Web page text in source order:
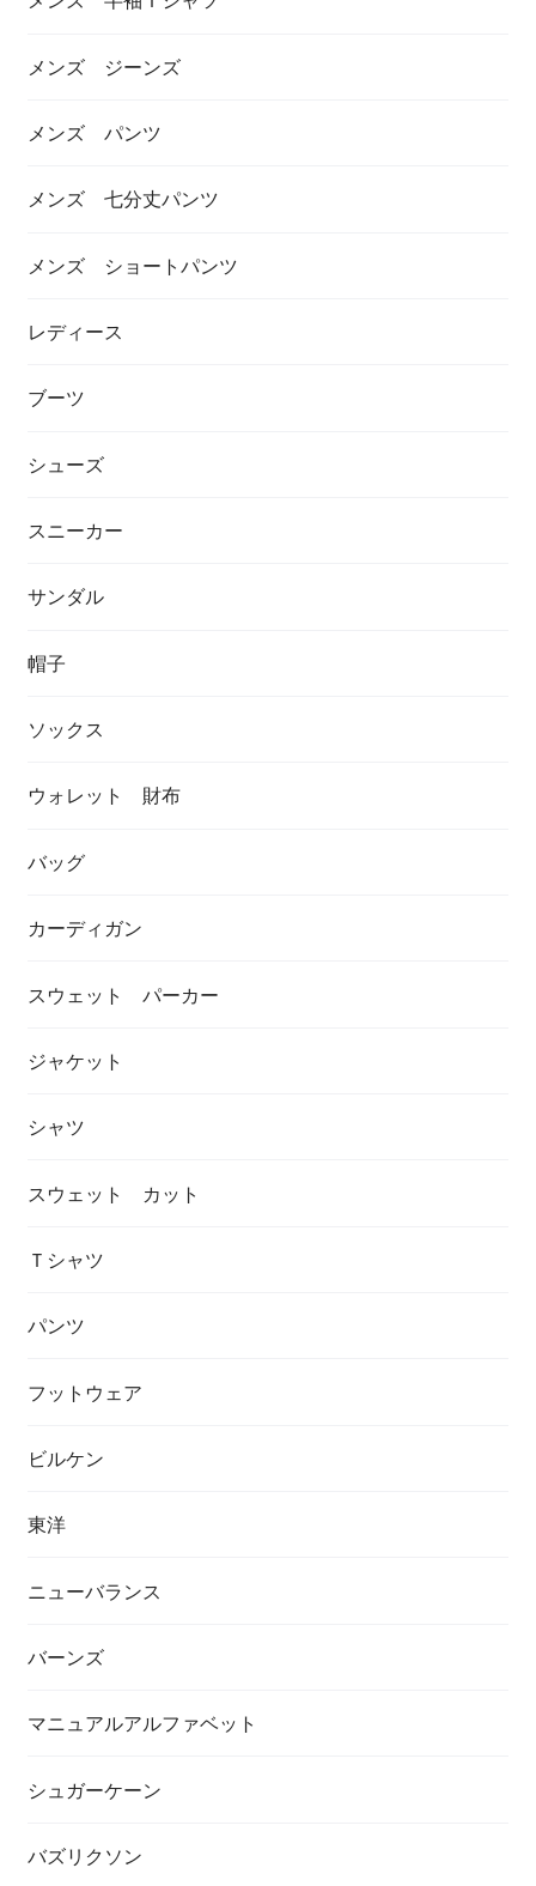
メンズ ジーンズ
メンズ パンツ
メンズ 七分丈パンツ
メンズ ショートパンツ
レディース
ブーツ
シューズ
スニーカー
サンダル
帽子
ソックス
ウォレット 財布
バッグ
カーディガン
スウェット パーカー
ジャケット
シャツ
スウェット カット
Ｔシャツ
パンツ
フットウェア
ビルケン
東洋
ニューバランス
バーンズ
マニュアルアルファベット
シュガーケーン
バズリクソン